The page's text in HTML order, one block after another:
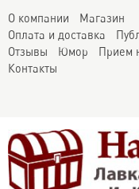
О компании
Магазин
Оплата и доставка
Отзывы
Юмор
Прием
Контакты